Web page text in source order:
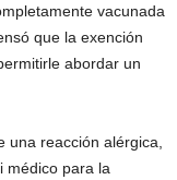
vacunada
que la exención
abordar un
una reacción alérgica,
médico para la